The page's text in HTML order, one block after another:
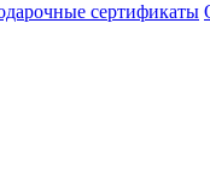
сертификаты